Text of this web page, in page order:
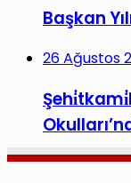
Başkan
26 Ağustos